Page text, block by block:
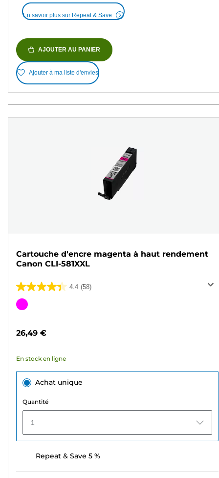
En savoir plus sur Repeat & Save
AJOUTER AU PANIER
Ajouter à ma liste d'envies
Cartouche d'encre magenta à haut rendement
Canon CLI-581XXL
4.4 (58)
4.4
sur
58
Cartouche
26,49 €
En stock en ligne
Achat unique
Quantité
1
Repeat & Save 5 %